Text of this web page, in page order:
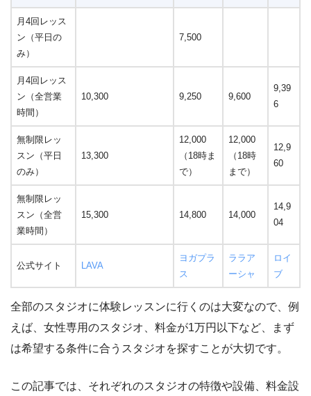
月4回レッス
ン（平日の
み）
7,500
月4回レッス
ン（全営業
時間）
10,300 9,250 9,600
9,39
6
無制限レッ
スン（平日
のみ）
13,300
12,000
（18時ま
で）
12,000
（18時
まで）
12,9
60
無制限レッ
スン（全営
業時間）
15,300 14,800 14,000
14,9
04
公式サイト LAVA
ヨガプラ
ス
ララア
ーシャ
ロイ
ブ
全部のスタジオに体験レッスンに行くのは大変なので、例
えば、女性専用のスタジオ、料金が1万円以下など、まず
は希望する条件に合うスタジオを探すことが大切です。
この記事では、それぞれのスタジオの特徴や設備、料金設